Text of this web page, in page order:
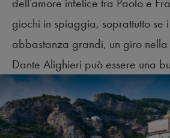
giochi in spiaggia, soprattutto se
abbastanza grandi, un giro
Dante Alighieri può essere una